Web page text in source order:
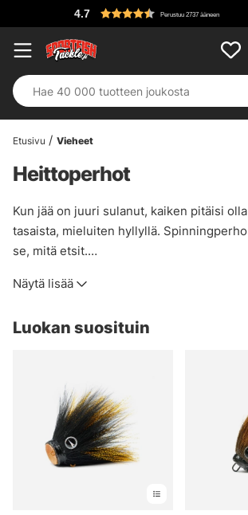
Perustuu 2737 ääneen
Etusivu Vieheet
Heittoperhot
Kun jää on juuri sulanut, kaiken pitäisi
tasaista, mieluiten hyllyllä.
se, mitä etsit.
pitkän spinnauspysähdyksen ilman, että
tietyissä tilanteissa, voit lopettaa nyt.
pystysuuntaisessa kalastuksessa pohjassa
spinningperholla.
Älä unohda verestää perhoa ennen
mukavampi.
Näytä lisää
Luokan suosituin